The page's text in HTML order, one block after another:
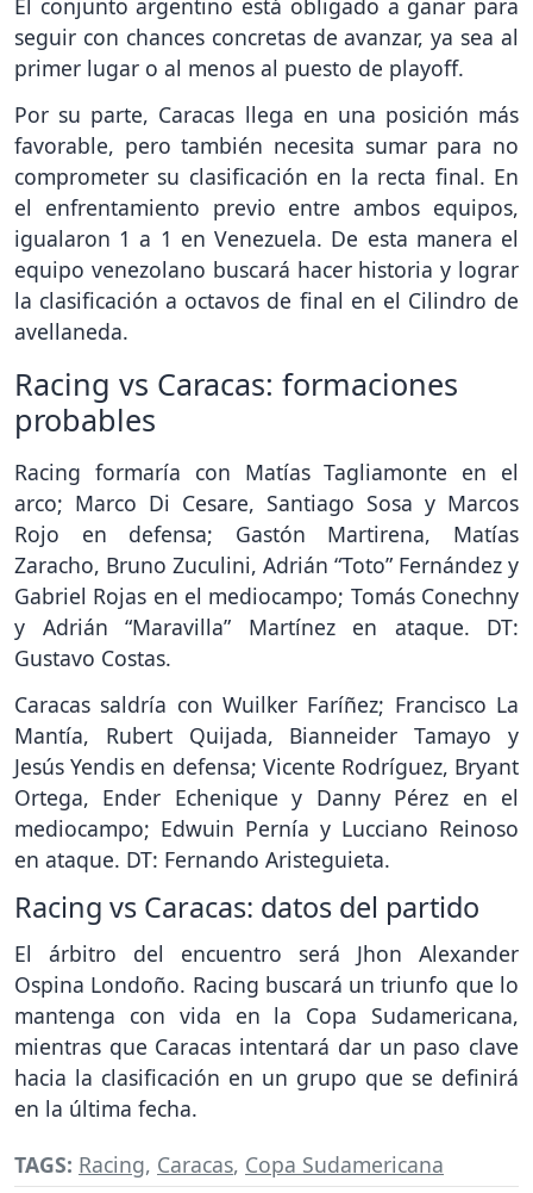
El conjunto argentino está obligado a ganar para
seguir con chances concretas de avanzar, ya sea al
primer lugar o al menos al puesto de playoff.
Por su parte, Caracas llega en una posición más
favorable, pero también necesita sumar para no
comprometer su clasificación en la recta final. En
el enfrentamiento previo entre ambos equipos,
igualaron 1 a 1 en Venezuela. De esta manera el
equipo venezolano buscará hacer historia y lograr
la clasificación a octavos de final en el Cilindro de
avellaneda.
Racing vs Caracas: formaciones
probables
Racing formaría con Matías Tagliamonte en el
arco; Marco Di Cesare, Santiago Sosa y Marcos
Rojo en defensa; Gastón Martirena, Matías
Zaracho, Bruno Zuculini, Adrián “Toto” Fernández y
Gabriel Rojas en el mediocampo; Tomás Conechny
y Adrián “Maravilla” Martínez en ataque. DT:
Gustavo Costas.
Caracas saldría con Wuilker Faríñez; Francisco La
Mantía, Rubert Quijada, Bianneider Tamayo y
Jesús Yendis en defensa; Vicente Rodríguez, Bryant
Ortega, Ender Echenique y Danny Pérez en el
mediocampo; Edwuin Pernía y Lucciano Reinoso
en ataque. DT: Fernando Aristeguieta.
Racing vs Caracas: datos del partido
El árbitro del encuentro será Jhon Alexander
Ospina Londoño. Racing buscará un triunfo que lo
mantenga con vida en la Copa Sudamericana,
mientras que Caracas intentará dar un paso clave
hacia la clasificación en un grupo que se definirá
en la última fecha.
TAGS: Racing, Caracas, Copa Sudamericana